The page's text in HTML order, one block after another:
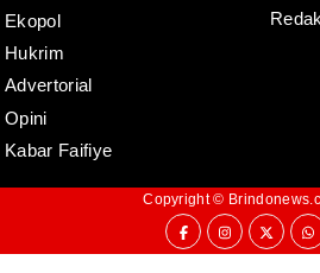
Ekopol
Hukrim
Advertorial
Opini
Kabar Faifiye
Copyright ©